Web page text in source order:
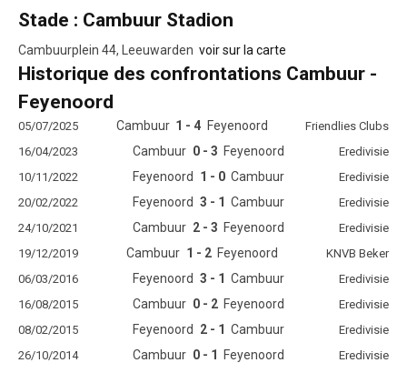
Stade : Cambuur Stadion
Cambuurplein 44, Leeuwarden voir sur la carte
Historique des confrontations Cambuur -
Feyenoord
05/07/2025 Cambuur 1 - 4 Feyenoord
Friendlies Clubs
16/04/2023
Cambuur 0 - 3 Feyenoord
Eredivisie
10/11/2022
Feyenoord 1 - 0 Cambuur
Eredivisie
20/02/2022
Feyenoord 3 - 1 Cambuur
Eredivisie
24/10/2021
Cambuur 2 - 3 Feyenoord
Eredivisie
19/12/2019
Cambuur 1 - 2 Feyenoord
KNVB Beker
06/03/2016
Feyenoord 3 - 1 Cambuur
Eredivisie
16/08/2015
Cambuur 0 - 2 Feyenoord
Eredivisie
08/02/2015
Feyenoord 2 - 1 Cambuur
Eredivisie
26/10/2014
Cambuur 0 - 1 Feyenoord Eredivisie